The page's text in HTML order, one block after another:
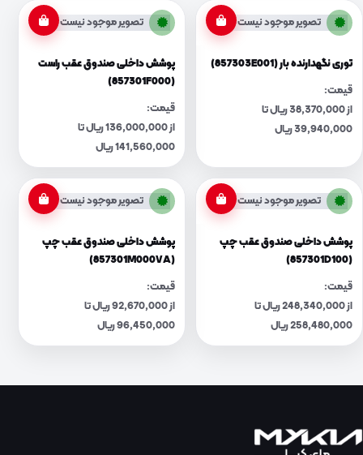
تصویر موجود نیست
توری نگهدارنده بار (857303E001)
قیمت:
از 38,370,000 ریال تا
39,940,000 ریال
تصویر موجود نیست
پوشش داخلی صندوق عقب راست
(857301F000)
قیمت:
از 136,000,000 ریال تا
141,560,000 ریال
تصویر موجود نیست
پوشش داخلی صندوق عقب چپ
(857301D100)
قیمت:
از 248,340,000 ریال تا
258,480,000 ریال
تصویر موجود نیست
پوشش داخلی صندوق عقب چپ
(857301M000VA)
قیمت:
از 92,670,000 ریال تا
96,450,000 ریال